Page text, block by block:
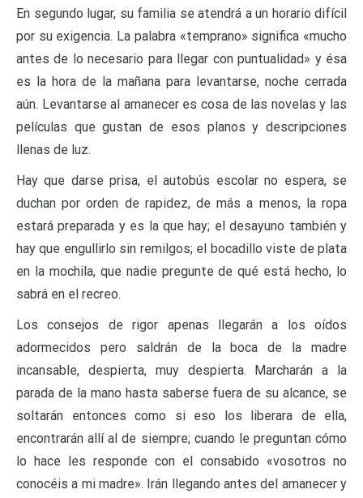
En segundo lugar, su familia se atendrá a un horario difícil
por su exigencia. La palabra «temprano» significa «mucho
antes de lo necesario para llegar con puntualidad» y ésa
es la hora de la mañana para levantarse, noche cerrada
aún. Levantarse al amanecer es cosa de las novelas y las
películas que gustan de esos planos y descripciones
llenas de luz.
Hay que darse prisa, el autobús escolar no espera, se
duchan por orden de rapidez, de más a menos, la ropa
estará preparada y es la que hay; el desayuno también y
hay que engullirlo sin remilgos; el bocadillo viste de plata
en la mochila, que nadie pregunte de qué está hecho, lo
sabrá en el recreo.
Los consejos de rigor apenas llegarán a los oídos
adormecidos pero saldrán de la boca de la madre
incansable, despierta, muy despierta. Marcharán a la
parada de la mano hasta saberse fuera de su alcance, se
soltarán entonces como si eso los liberara de ella,
encontrarán allí al de siempre; cuando le preguntan cómo
lo hace les responde con el consabido «vosotros no
conocéis a mi madre». Irán llegando antes del amanecer y